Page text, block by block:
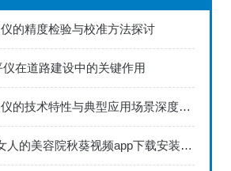
的精度检验与校准方法探讨
仪在道路建设中的关键作用
Mini-Max测定仪的技术特性与典型应用场景深度解读
秋葵视频app女人的美容院秋葵视频app下载安装735FN1.5正确的校准步骤